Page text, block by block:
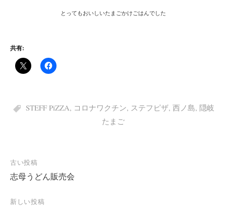
とってもおいしいたまごかけごはんでした
共有:
STEFF PiZZA, コロナワクチン, ステフピザ, 西ノ島, 隠岐
たまご
投
稿
ナ
古い投稿
志母うどん販売会
新しい投稿